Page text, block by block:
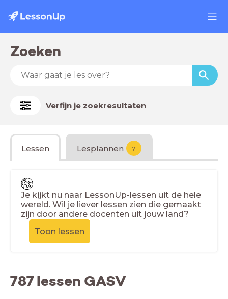
Zoeken
Verfijn je zoekresultaten
Lessen Lesplannen ?
Je kijkt nu naar LessonUp-lessen uit de hele
wereld. Wil je liever lessen zien die gemaakt
zijn door andere docenten uit jouw land?
Toon lessen
787 lessen GASV